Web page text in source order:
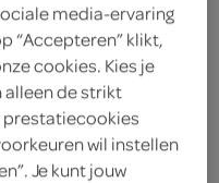
media-ervaring
“Accepteren” klikt,
cookies. Kies je
alleen de strikt
prestatiecookies
wil instellen
Je kunt jouw